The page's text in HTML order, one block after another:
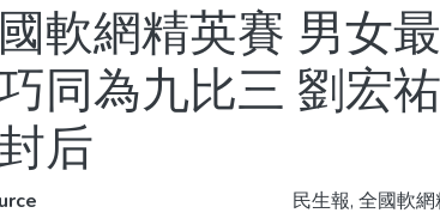
軟網精英賽 男女
同為九比三 劉宏
后
民生報, 全國軟